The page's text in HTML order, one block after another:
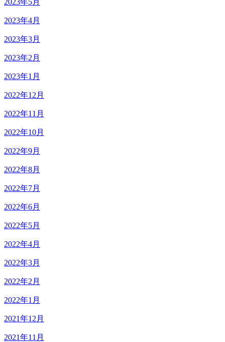
2023年4月
2023年3月
2023年2月
2023年1月
2022年12月
2022年11月
2022年10月
2022年9月
2022年8月
2022年7月
2022年6月
2022年5月
2022年4月
2022年3月
2022年2月
2022年1月
2021年12月
2021年11月